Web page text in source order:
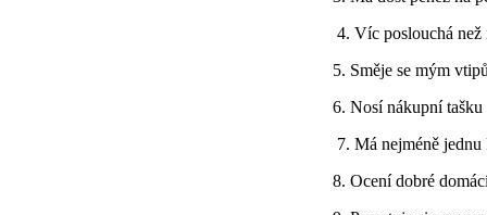
4. Víc poslouchá
5. Směje se mým
6. Nosí nákupní
7. Má nejméně jednu
8. Ocení dobré